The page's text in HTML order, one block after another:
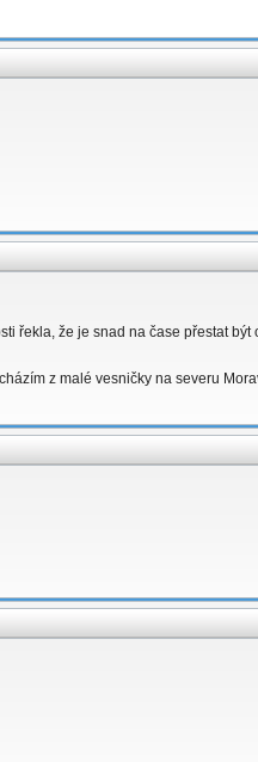
řekla, že je snad na čase přestat být
z malé vesničky na severu